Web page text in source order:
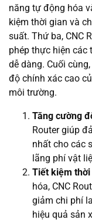
năng tự động hóa
kiệm thời gian và
suất. Thứ ba, CNC
phép thực hiện các
dễ dàng. Cuối
độ chính xác cao
môi trường.
Tăng cường
Router giúp
nhất cho các
lãng phí vật
Tiết kiệm
hóa, CNC
giảm chi phí
hiệu quả sản